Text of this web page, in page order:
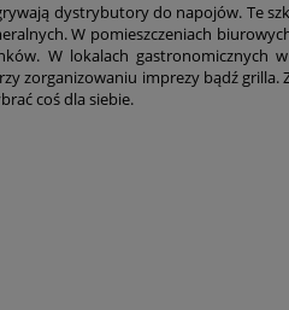
dystrybutory do napojów. Te
W pomieszczeniach
W lokalach gastronomicznych
zorganizowaniu imprezy bądź grilla.
coś dla siebie.